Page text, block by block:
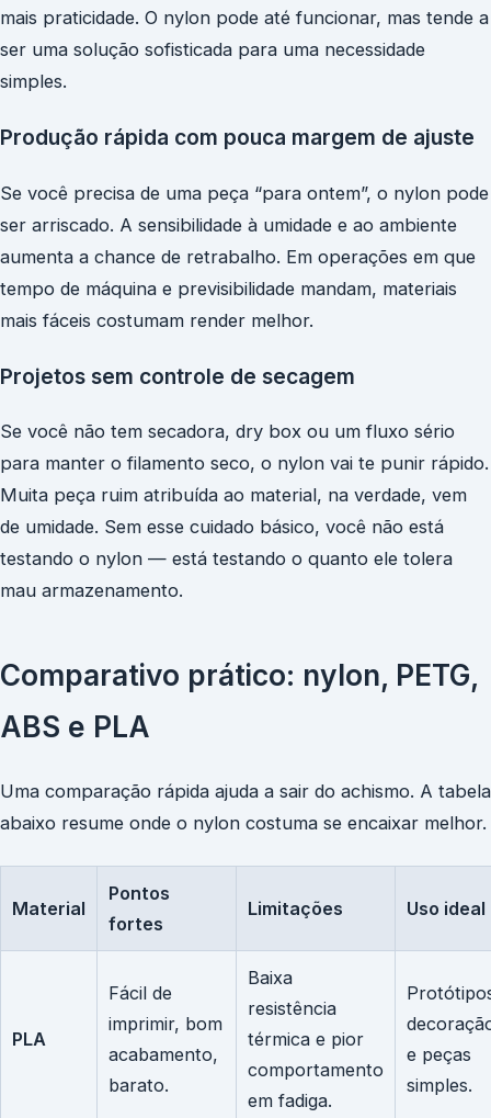
mais praticidade. O nylon pode até funcionar, mas tende a
ser uma solução sofisticada para uma necessidade
simples.
Produção rápida com pouca margem de ajuste
Se você precisa de uma peça “para ontem”, o nylon pode
ser arriscado. A sensibilidade à umidade e ao ambiente
aumenta a chance de retrabalho. Em operações em que
tempo de máquina e previsibilidade mandam, materiais
mais fáceis costumam render melhor.
Projetos sem controle de secagem
Se você não tem secadora, dry box ou um fluxo sério
para manter o filamento seco, o nylon vai te punir rápido.
Muita peça ruim atribuída ao material, na verdade, vem
de umidade. Sem esse cuidado básico, você não está
testando o nylon — está testando o quanto ele tolera
mau armazenamento.
Comparativo prático: nylon, PETG,
ABS e PLA
Uma comparação rápida ajuda a sair do achismo. A tabela
abaixo resume onde o nylon costuma se encaixar melhor.
Material
Pontos
fortes
Limitações Uso ideal
PLA
Fácil de
imprimir, bom
acabamento,
barato.
Baixa
resistência
térmica e pior
comportamento
em fadiga.
e peças
simples.